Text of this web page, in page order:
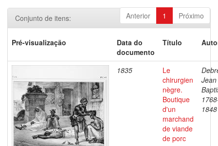
Anterior 1 Próximo
Conjunto de itens:
Pré-visualização
Data do
documento
Título
1835
Le
chirurgien
nègre.
Boutique
d'un
marchand
de viande
de porc
Jean
1848